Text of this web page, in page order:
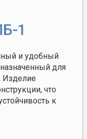
1
и удобный
для
Изделие
что
к